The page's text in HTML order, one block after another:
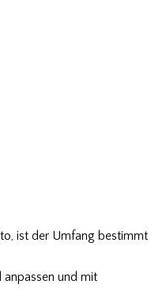
ist der Umfang bestimmt
und mit